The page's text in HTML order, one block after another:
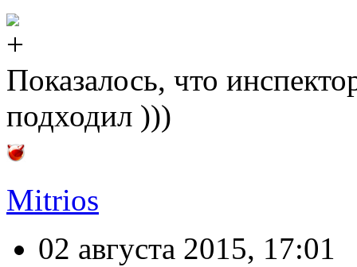
Показалось, что
подходил )))
Mitrios
02 августа 2015, 17:01